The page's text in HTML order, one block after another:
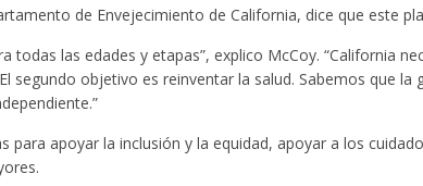
de Envejecimiento de California, dice que este
todas las edades y etapas”, explico McCoy. “California
segundo objetivo es reinventar la salud. Sabemos que la
para apoyar la inclusión y la equidad, apoyar a los